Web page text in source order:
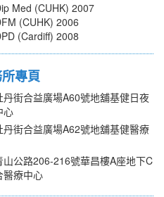
Med (CUHK) 2007
(CUHK) 2006
(Cardiff) 2008
專頁
丹街合益廣場A60號地舖基健日夜
心
丹街合益廣場A62號地舖基健醫療
山公路206-216號華昌樓A座地下C
醫療中心